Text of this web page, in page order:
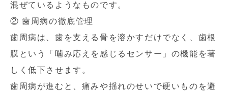
混ぜているようなものです。
② 歯周病の徹底管理
歯周病は、歯を支える骨を溶かすだけでなく、歯根
膜という「噛み応えを感じるセンサー」の機能を著
しく低下させます。
歯周病が進むと、痛みや揺れのせいで硬いものを避